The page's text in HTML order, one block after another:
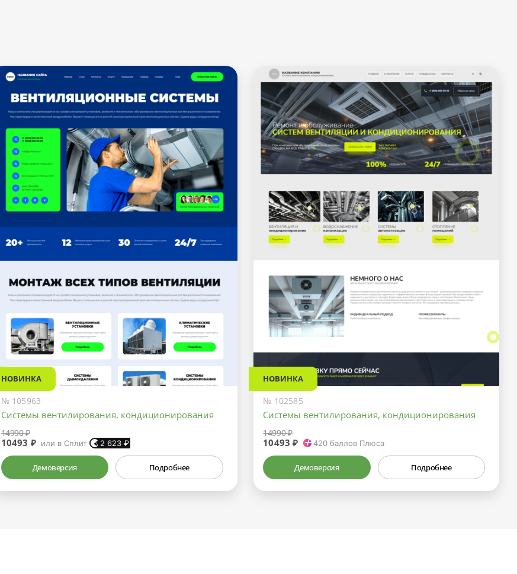
НОВИНКА
№ 105963
Системы вентилирования, кондиционирования
14990 ₽
10493 ₽ или в Сплит 2 623₽
Демоверсия Подробнее
НОВИНКА
№ 102585
Системы вентилирования, кондиционирования
14990 ₽
10493 ₽ 420баллов Плюса
Демоверсия Подробнее